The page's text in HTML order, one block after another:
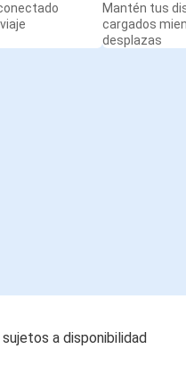
Mantén tus
cargados
desplazas
a disponibilidad